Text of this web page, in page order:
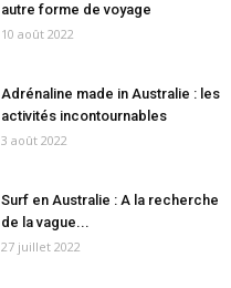
autre forme de voyage
10 août 2022
Adrénaline made in Australie : les
activités incontournables
3 août 2022
Surf en Australie : A la recherche
de la vague...
27 juillet 2022